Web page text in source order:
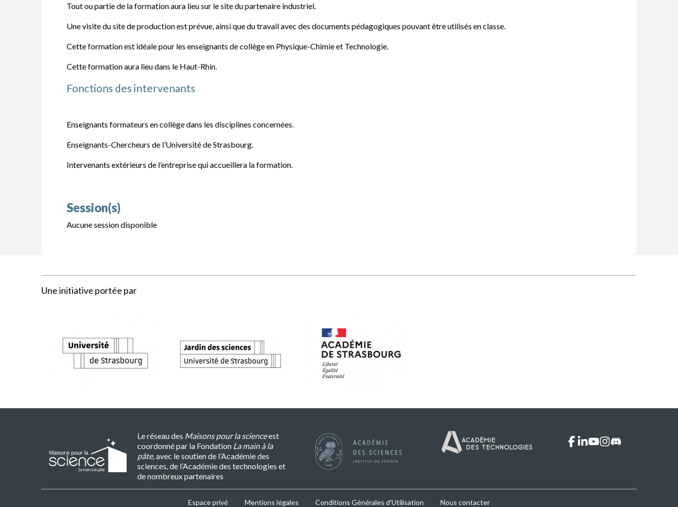
Tout ou partie de la formation aura lieu sur le site du partenaire industriel.
Une visite du site de production est prévue, ainsi que du travail avec des documents pédagogiques pouvant être utilisés en classe.
Cette formation est idéale pour les enseignants de collège en Physique-Chimie et Technologie.
Cette formation aura lieu dans le Haut-Rhin.
Fonctions des intervenants
Enseignants formateurs en collège dans les disciplines concernées.
Enseignants-Chercheurs de l’Université de Strasbourg.
Intervenants extérieurs de l’entreprise qui accueillera la formation.
Session(s)
Aucune session disponible
Une initiative portée par
Le réseau des Maisons pour la scienceest
coordonné par la Fondation La main à la
pâte, avec le soutien de l’Académie des
sciences, de l’Académie des technologies et
de nombreux partenaires
facebook
linkedinyoutube
Espace privé Mentions légales Conditions Générales d'Utilisation Nous contacter